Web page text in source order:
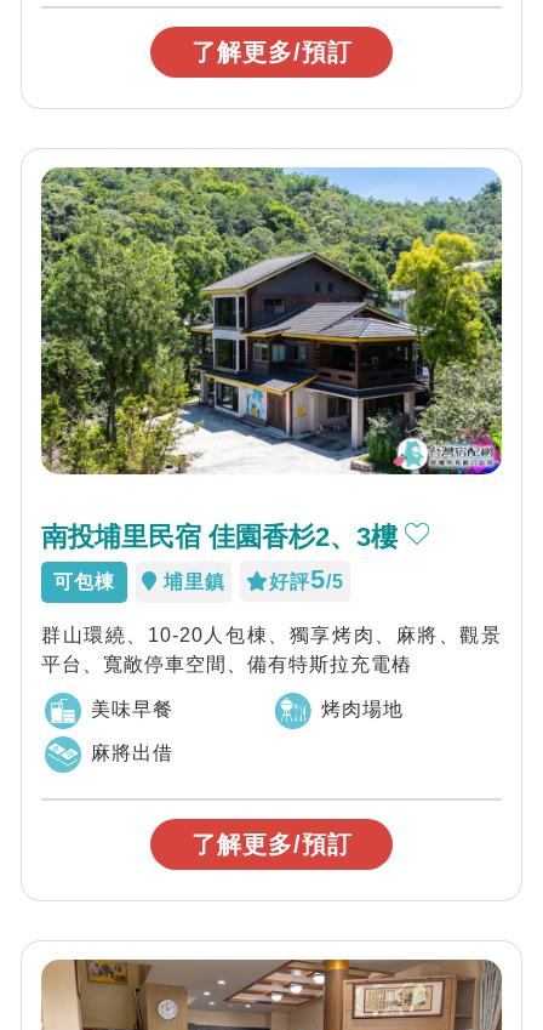
了解更多/預訂
南投埔里民宿 佳園香杉2、3樓
可包棟 埔里鎮 好評5/5
群山環繞、10-20人包棟、獨享烤肉、麻將、觀景
平台、寬敞停車空間、備有特斯拉充電樁
美味早餐 烤肉場地
麻將出借
了解更多/預訂